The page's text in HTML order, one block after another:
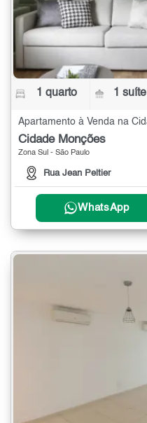
1 quarto 1 suíte
Apartamento à Venda na
Cidade Monções
Zona Sul - São Paulo
Rua Jean Peltier
WhatsApp